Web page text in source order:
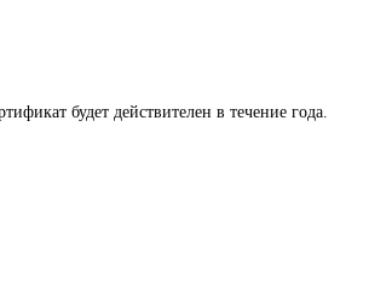
будет действителен в течение года.